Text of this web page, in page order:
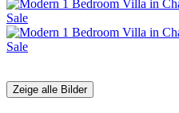
Zeige alle Bilder